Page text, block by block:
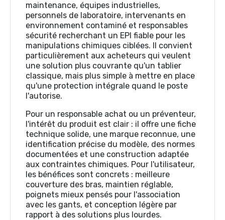
maintenance, équipes industrielles,
personnels de laboratoire, intervenants en
environnement contaminé et responsables
sécurité recherchant un EPI fiable pour les
manipulations chimiques ciblées. Il convient
particulièrement aux acheteurs qui veulent
une solution plus couvrante qu'un tablier
classique, mais plus simple à mettre en place
qu'une protection intégrale quand le poste
l'autorise.
Pour un responsable achat ou un préventeur,
l'intérêt du produit est clair : il offre une fiche
technique solide, une marque reconnue, une
identification précise du modèle, des normes
documentées et une construction adaptée
aux contraintes chimiques. Pour l'utilisateur,
les bénéfices sont concrets : meilleure
couverture des bras, maintien réglable,
poignets mieux pensés pour l'association
avec les gants, et conception légère par
rapport à des solutions plus lourdes.